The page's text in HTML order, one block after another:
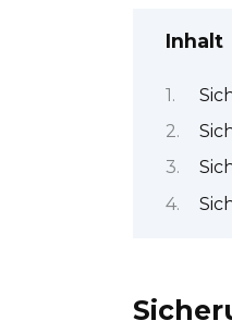
Inhalt